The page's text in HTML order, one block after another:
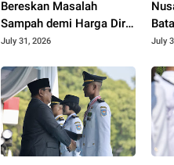
Bereskan Masalah
Sampah demi Harga Diri
Bangsa
July 31, 2026 July